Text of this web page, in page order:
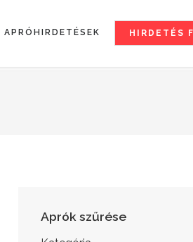
HIRDETÉS
APRÓHIRDETÉSEK
Aprók szűrése